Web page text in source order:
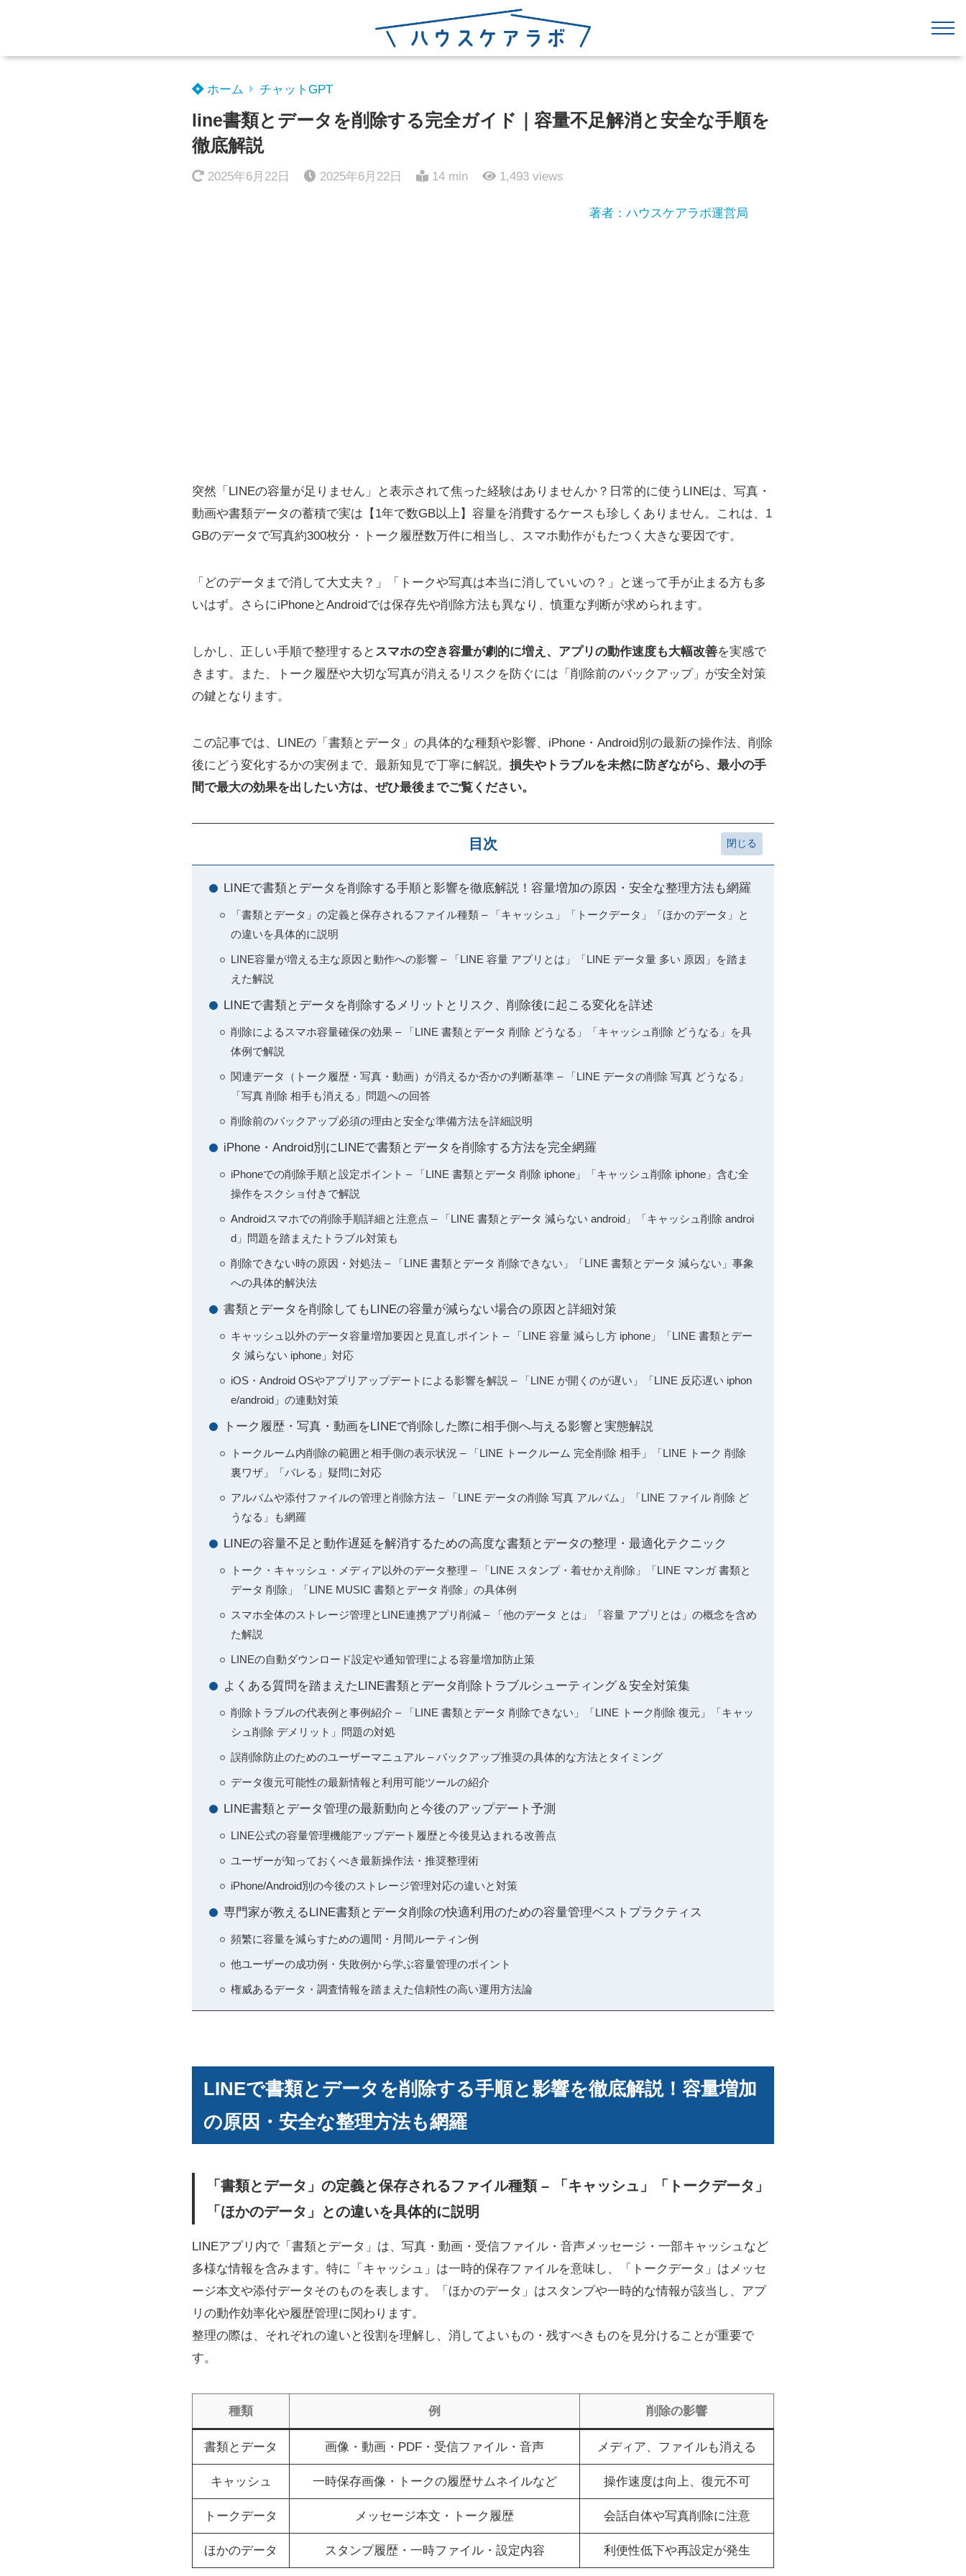
ホーム チャットGPT
line書類とデータを削除する完全ガイド｜容量不足解消と安全な手順を
徹底解説
2025年6月22日 2025年6月22日 14 min 1,493 views
著者：ハウスケアラボ運営局
突然「LINEの容量が足りません」と表示されて焦った経験はありませんか？日常的に使うLINEは、写真・
動画や書類データの蓄積で実は【1年で数GB以上】容量を消費するケースも珍しくありません。これは、1
GBのデータで写真約300枚分・トーク履歴数万件に相当し、スマホ動作がもたつく大きな要因です。
「どのデータまで消して大丈夫？」「トークや写真は本当に消していいの？」と迷って手が止まる方も多
いはず。さらにiPhoneとAndroidでは保存先や削除方法も異なり、慎重な判断が求められます。
しかし、正しい手順で整理すると スマホの空き容量が劇的に増え、アプリの動作速度も大幅改善を実感で
きます。また、トーク履歴や大切な写真が消えるリスクを防ぐには「削除前のバックアップ」が安全対策
の鍵となります。
この記事では、LINEの「書類とデータ」の具体的な種類や影響、iPhone・Android別の最新の操作法、削除
後にどう変化するかの実例まで、最新知見で丁寧に解説。 損失やトラブルを未然に防ぎながら、最小の手
間で最大の効果を出したい方は、ぜひ最後までご覧ください。
目次
LINEで書類とデータを削除する手順と影響を徹底解説！容量増加の原因・安全な整理方法も網羅
「書類とデータ」の定義と保存されるファイル種類 – 「キャッシュ」「トークデータ」「ほかのデータ」と
の違いを具体的に説明
LINE容量が増える主な原因と動作への影響 – 「LINE 容量 アプリとは」「LINE データ量 多い 原因」を踏ま
えた解説
LINEで書類とデータを削除するメリットとリスク、削除後に起こる変化を詳述
削除によるスマホ容量確保の効果 – 「LINE 書類とデータ 削除 どうなる」「キャッシュ削除 どうなる」を具
体例で解説
関連データ（トーク履歴・写真・動画）が消えるか否かの判断基準 – 「LINE データの削除 写真 どうなる」
「写真 削除 相手も消える」問題への回答
削除前のバックアップ必須の理由と安全な準備方法を詳細説明
iPhone・Android別にLINEで書類とデータを削除する方法を完全網羅
iPhoneでの削除手順と設定ポイント – 「LINE 書類とデータ 削除 iphone」「キャッシュ削除 iphone」含む全
操作をスクショ付きで解説
Androidスマホでの削除手順詳細と注意点 – 「LINE 書類とデータ 減らない android」「キャッシュ削除 androi
d」問題を踏まえたトラブル対策も
削除できない時の原因・対処法 – 「LINE 書類とデータ 削除できない」「LINE 書類とデータ 減らない」事象
への具体的解決法
書類とデータを削除してもLINEの容量が減らない場合の原因と詳細対策
キャッシュ以外のデータ容量増加要因と見直しポイント – 「LINE 容量 減らし方 iphone」「LINE 書類とデー
タ 減らない iphone」対応
iOS・Android OSやアプリアップデートによる影響を解説 – 「LINE が開くのが遅い」「LINE 反応遅い iphon
e/android」の連動対策
トーク履歴・写真・動画をLINEで削除した際に相手側へ与える影響と実態解説
トークルーム内削除の範囲と相手側の表示状況 – 「LINE トークルーム 完全削除 相手」「LINE トーク 削除
裏ワザ」「バレる」疑問に対応
アルバムや添付ファイルの管理と削除方法 – 「LINE データの削除 写真 アルバム」「LINE ファイル 削除 ど
うなる」も網羅
LINEの容量不足と動作遅延を解消するための高度な書類とデータの整理・最適化テクニック
トーク・キャッシュ・メディア以外のデータ整理 – 「LINE スタンプ・着せかえ削除」「LINE マンガ 書類と
データ 削除」「LINE MUSIC 書類とデータ 削除」の具体例
スマホ全体のストレージ管理とLINE連携アプリ削減 – 「他のデータ とは」「容量 アプリとは」の概念を含め
た解説
LINEの自動ダウンロード設定や通知管理による容量増加防止策
よくある質問を踏まえたLINE書類とデータ削除トラブルシューティング＆安全対策集
削除トラブルの代表例と事例紹介 – 「LINE 書類とデータ 削除できない」「LINE トーク削除 復元」「キャッ
シュ削除 デメリット」問題の対処
誤削除防止のためのユーザーマニュアル – バックアップ推奨の具体的な方法とタイミング
データ復元可能性の最新情報と利用可能ツールの紹介
LINE書類とデータ管理の最新動向と今後のアップデート予測
LINE公式の容量管理機能アップデート履歴と今後見込まれる改善点
ユーザーが知っておくべき最新操作法・推奨整理術
iPhone/Android別の今後のストレージ管理対応の違いと対策
専門家が教えるLINE書類とデータ削除の快適利用のための容量管理ベストプラクティス
頻繁に容量を減らすための週間・月間ルーティン例
他ユーザーの成功例・失敗例から学ぶ容量管理のポイント
権威あるデータ・調査情報を踏まえた信頼性の高い運用方法論
LINEで書類とデータを削除する手順と影響を徹底解説！容量増加
の原因・安全な整理方法も網羅
「書類とデータ」の定義と保存されるファイル種類 – 「キャッシュ」「トークデータ」
「ほかのデータ」との違いを具体的に説明
LINEアプリ内で「書類とデータ」は、写真・動画・受信ファイル・音声メッセージ・一部キャッシュなど
多様な情報を含みます。特に「キャッシュ」は一時的保存ファイルを意味し、「トークデータ」はメッセ
ージ本文や添付データそのものを表します。「ほかのデータ」はスタンプや一時的な情報が該当し、アプ
リの動作効率化や履歴管理に関わります。
整理の際は、それぞれの違いと役割を理解し、消してよいもの・残すべきものを見分けることが重要で
す。
種類 例 削除の影響
書類とデータ 画像・動画・PDF・受信ファイル・音声 メディア、ファイルも消える
キャッシュ 一時保存画像・トークの履歴サムネイルなど 操作速度は向上、復元不可
トークデータ メッセージ本文・トーク履歴 会話自体や写真削除に注意
ほかのデータ スタンプ履歴・一時ファイル・設定内容 利便性低下や再設定が発生